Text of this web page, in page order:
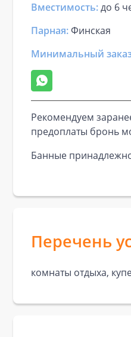
Вместимость:до 6
Парная:Финская
Минимальный
Рекомендуем
предоплаты бронь
Банные
Перечень
комнаты отдыха,